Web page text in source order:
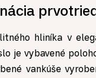
hliníka v
je vybavené
vankúše